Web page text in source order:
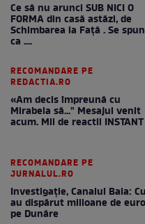
Ce să nu arunci SUB NICI O
FORMA din casă astăzi, de
Schimbarea la Față . Se
ca ....
RECOMANDARE PE
REDACTIA.RO
«Am decis împreună cu
Mirabela să..." Mesajul venit
acum. Mii de reactii INSTANT
RECOMANDARE PE
JURNALUL.RO
Investigație, Canalul Bala:
au dispărut milioane de euro
pe Dunăre